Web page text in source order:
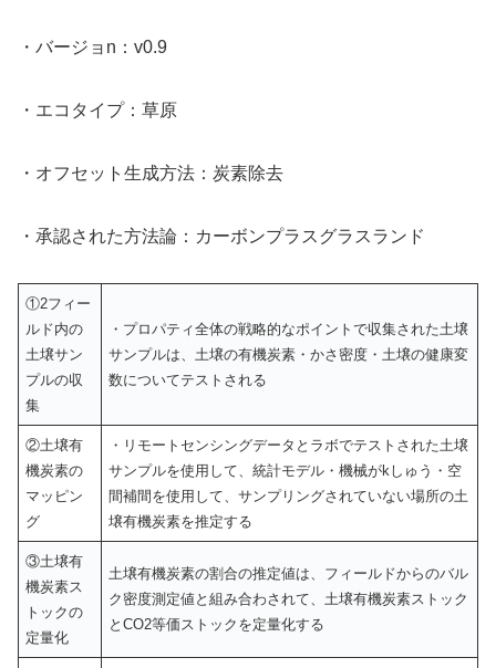
・バージョn：v0.9
・エコタイプ：草原
・オフセット生成方法：炭素除去
・承認された方法論：カーボンプラスグラスランド
①2フィー
ルド内の
土壌サン
プルの収
集
・プロパティ全体の戦略的なポイントで収集された土壌
サンプルは、土壌の有機炭素・かさ密度・土壌の健康変
数についてテストされる
②土壌有
機炭素の
マッピン
グ
・リモートセンシングデータとラボでテストされた土壌
サンプルを使用して、統計モデル・機械がkしゅう・空
間補間を使用して、サンプリングされていない場所の土
壌有機炭素を推定する
③土壌有
機炭素ス
トックの
定量化
土壌有機炭素の割合の推定値は、フィールドからのバル
ク密度測定値と組み合わされて、土壌有機炭素ストック
とCO2等価ストックを定量化する